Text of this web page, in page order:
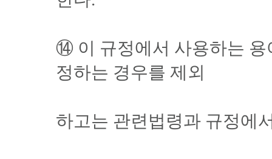
⑭ 이 규정에서 사용하는 용
정하는 경우를 제외
하고는 관련법령과 규정에